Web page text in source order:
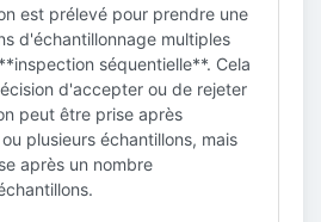
est prélevé pour prendre une
d'échantillonnage multiples
séquentielle**. Cela
d'accepter ou de rejeter
peut être prise après
plusieurs échantillons, mais
après un nombre